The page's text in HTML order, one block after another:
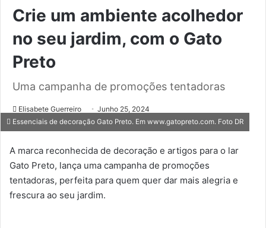
Crie um ambiente acolhedor
no seu jardim, com o Gato
Preto
Uma campanha de promoções tentadoras
Elisabete Guerreiro Junho 25, 2024
Essenciais de decoração Gato Preto. Em www.gatopreto.com. Foto DR
A marca reconhecida de decoração e artigos para o lar
Gato Preto, lança uma campanha de promoções
tentadoras, perfeita para quem quer dar mais alegria e
frescura ao seu jardim.